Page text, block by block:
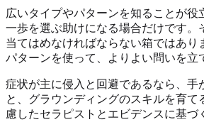
広いタイプやパターンを知ることが役
一歩を選ぶ助けになる場合だけです。
当てはめなければならない箱ではあり
パターンを使って、よりよい問いを立
症状が主に侵入と回避であるなら、手
と、グラウンディングのスキルを育て
慮したセラピストとエビデンスに基づ